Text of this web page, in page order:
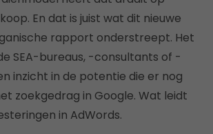
En dat is juist wat dit nieuwe
rapport onderstreept. Het
SEA-bureaus, -consultants of -
inzicht in de potentie die er nog
zoekgedrag in Google. Wat leidt
in AdWords.